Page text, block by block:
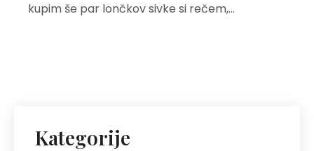
kupim še par lončkov sivke si rečem,…
Kategorije